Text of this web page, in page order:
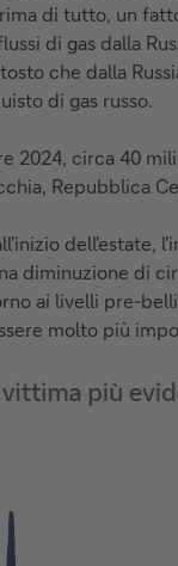
di tutto, un
di gas dalla
che dalla
di gas russo.
2024, circa 40
Repubblica
dell'estate,
diminuzione di
ai livelli pre-
molto più